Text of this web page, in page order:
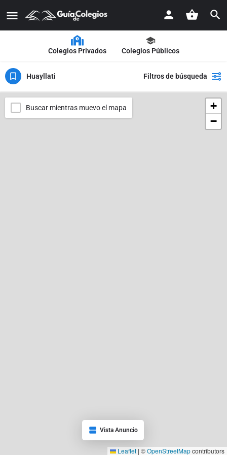
Colegios Privados Colegios Públicos
Huayllati Filtros de búsqueda
+
−
Leaflet | ©OpenStreetMapcontributors
Buscar mientras muevo el mapa
Vista Anuncio